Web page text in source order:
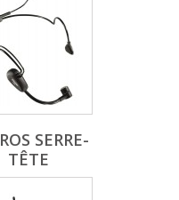
SERRE-
TÊTE